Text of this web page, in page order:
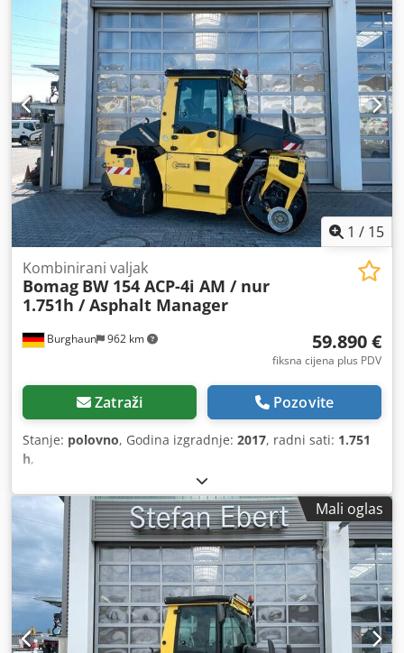
1 / 15
Burghaun 962 km
Kombinirani valjak
Bomag BW 154 ACP-4i AM / nur
1.751h / Asphalt Manager
59.890 €
fiksna cijena plus PDV
Zatraži Pozovite
Stanje: polovno, Godina izgradnje: 2017, radni sati: 1.751
h,
Mali oglas